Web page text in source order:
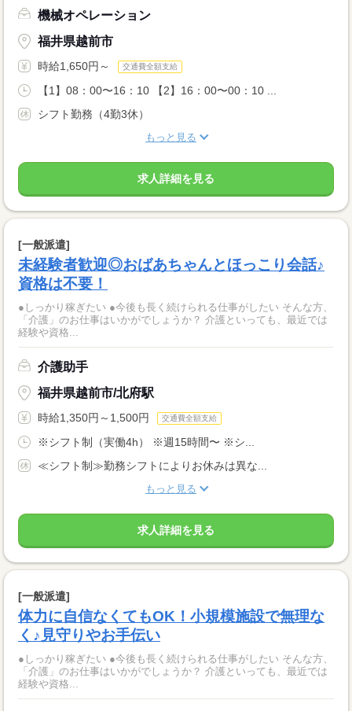
機械オペレーション
福井県越前市
時給1,650円～ 交通費全額支給
【1】08：00〜16：10 【2】16：00〜00：10 ...
シフト勤務（4勤3休）
もっと見る
求人詳細を見る
[一般派遣]
未経験者歓迎◎おばあちゃんとほっこり会話♪
資格は不要！
●しっかり稼ぎたい ●今後も長く続けられる仕事がしたい そんな方、
「介護」のお仕事はいかがでしょうか？ 介護といっても、最近では
経験や資格...
介護助手
福井県越前市/北府駅
時給1,350円～1,500円 交通費全額支給
※シフト制（実働4h） ※週15時間〜 ※シ...
≪シフト制≫勤務シフトによりお休みは異な...
もっと見る
求人詳細を見る
[一般派遣]
体力に自信なくてもOK！小規模施設で無理な
く♪見守りやお手伝い
●しっかり稼ぎたい ●今後も長く続けられる仕事がしたい そんな方、
「介護」のお仕事はいかがでしょうか？ 介護といっても、最近では
経験や資格...